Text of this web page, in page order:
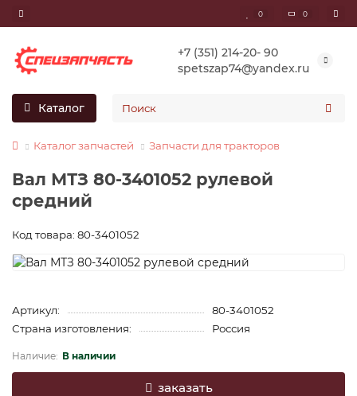
0 0
+7 (351) 214-20- 90
spetszap74@yandex.ru
Каталог
Каталог запчастей Запчасти для тракторов
Вал МТЗ 80-3401052 рулевой
средний
Код товара: 80-3401052
Артикул:
80-3401052
Страна изготовления:
Россия
В наличии
заказать